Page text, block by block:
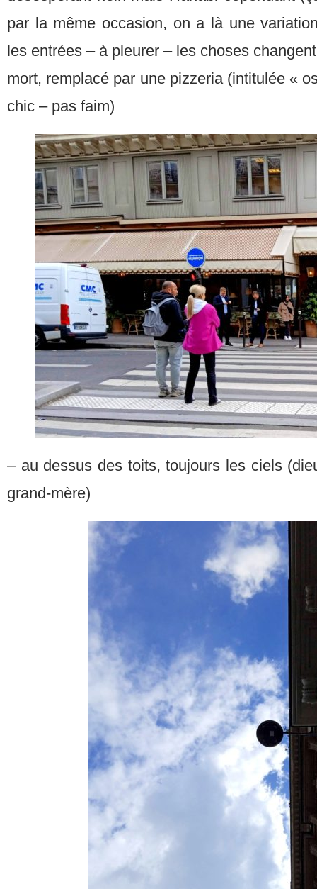
par la même occasion, on a là une
les entrées – à pleurer – les choses
mort, remplacé par une pizzeria (intitulée «
chic – pas faim)
– au dessus des toits, toujours les ciels
grand-mère)